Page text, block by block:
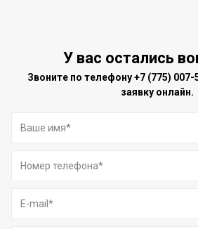
У вас остались
Звоните по телефону+7 (775) 007-
заявку онлайн.